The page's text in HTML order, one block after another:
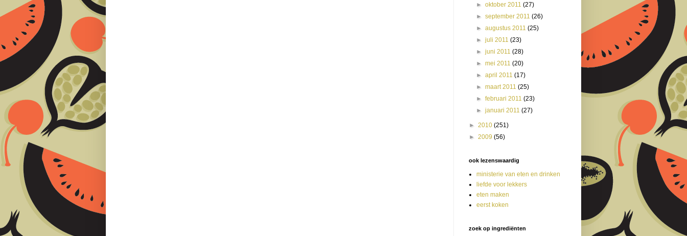
►oktober 2011(27)
►september 2011(26)
►augustus 2011(25)
►juli 2011(23)
►juni 2011(28)
►mei 2011(20)
►april 2011(17)
►maart 2011(25)
►februari 2011(23)
►januari 2011(27)
► 2010 (251)
► 2009 (56)
ook lezenswaardig
ministerie van eten en drinken
liefde voor lekkers
eten maken
eerst koken
zoek op ingrediënten